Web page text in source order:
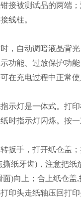
接被测试品的两端
线柱。
，自动调暗液晶背光
功能、过放保护功
在充电过程中正常使
示灯是一体式。打
时指示灯闪烁。按
扳手，打开纸仓盖；
撕纸牙齿)，注意把纸
面)向上；合上纸仓盖
印头走纸轴压回打